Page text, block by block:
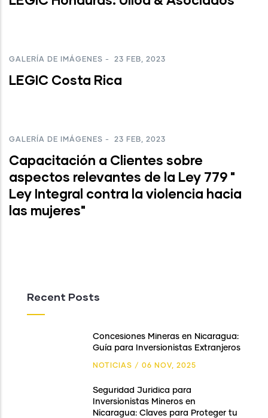
GALERÍA DE IMÁGENES - 23 FEB, 2023
LEGIC Costa Rica
GALERÍA DE IMÁGENES - 23 FEB, 2023
Capacitación a Clientes sobre
aspectos relevantes de la Ley 779 "
Ley Integral contra la violencia hacia
las mujeres"
Recent Posts
Concesiones Mineras en Nicaragua:
Guía para Inversionistas Extranjeros
NOTICIAS / 06 NOV, 2025
Seguridad Jurídica para
Inversionistas Mineros en
Nicaragua: Claves para Proteger tu